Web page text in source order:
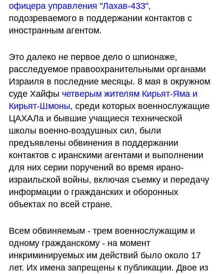
офицера управления "Лахав-433",
подозреваемого в поддержании контактов с
иностранным агентом.
Это далеко не первое дело о шпионаже,
расследуемое правоохранительными органами
Израиля в последние месяцы. 8 мая в окружном
суде Хайфы четверым жителям Кирьят-Яма и
Кирьят-Шмоны, среди которых военнослужащие
ЦАХАЛа и бывшие учащиеся технической
школы военно-воздушных сил, были
предъявлены обвинения в поддержании
контактов с иранскими агентами и выполнении
для них серии поручений во время ирано-
израильской войны, включая съемку и передачу
информации о гражданских и оборонных
объектах по всей стране.
Всем обвиняемым - трем военнослужащим и
одному гражданскому - на момент
инкриминируемых им действий было около 17
лет. Их имена запрещены к публикации. Двое из